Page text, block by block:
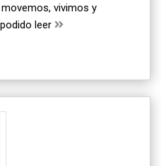
vivimos y
leer